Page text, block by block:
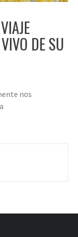
DE SU
nos